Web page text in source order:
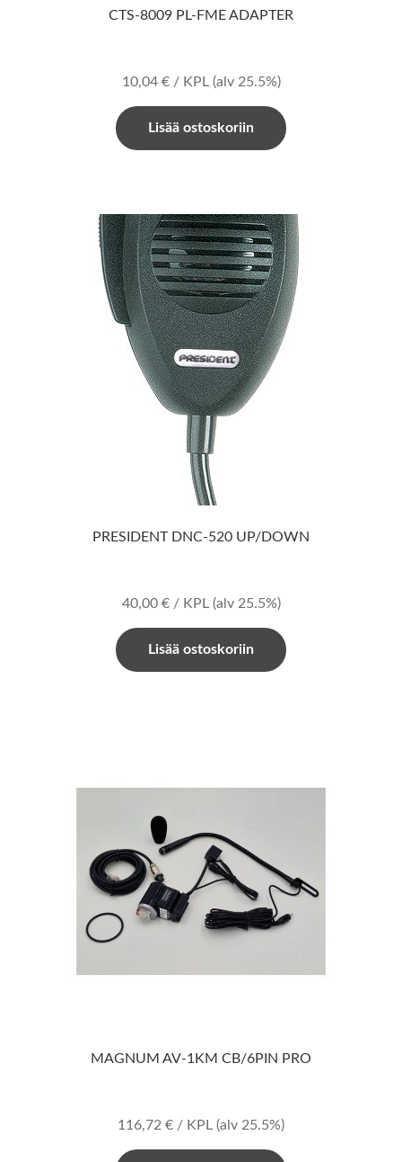
CTS-8009 PL-FME ADAPTER
10,04 €/ KPL (alv 25.5%)
Lisää ostoskoriin
PRESIDENT DNC-520 UP/DOWN
40,00 €/ KPL (alv 25.5%)
Lisää ostoskoriin
MAGNUM AV-1KM CB/6PIN PRO
116,72 € / KPL (alv 25.5%)